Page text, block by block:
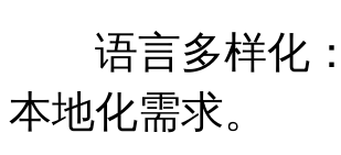
语言多样化：
本地化需求。